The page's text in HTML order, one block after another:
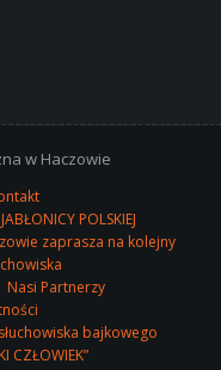
w Haczowie
POLSKIEJ
zaprasza na kolejny
Nasi Partnerzy
bajkowego
CZŁOWIEK”